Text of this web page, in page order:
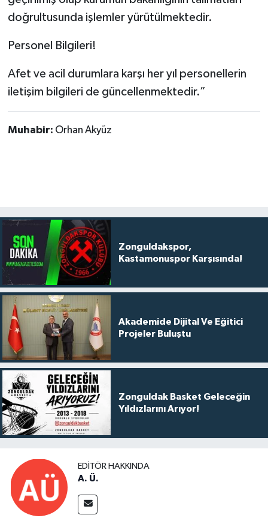
doğrultusunda işlemler yürütülmektedir.
Personel Bilgileri!
Afet ve acil durumlara karşı her yıl personellerin
iletişim bilgileri de güncellenmektedir.”
Muhabir: Orhan Akyüz
Zonguldakspor,
Kastamonuspor Karşısında!
Akademide Dijital Ve Eğitici
Projeler Buluştu
Zonguldak Basket Geleceğin
Yıldızlarını Arıyor!
EDITÖR HAKKINDA
A. Ü.